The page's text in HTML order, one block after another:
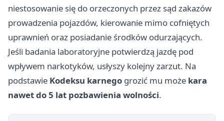
niestosowanie się do orzeczonych przez sąd zakazów
prowadzenia pojazdów, kierowanie mimo cofniętych
uprawnień oraz posiadanie środków odurzających.
Jeśli badania laboratoryjne potwierdzą jazdę pod
wpływem narkotyków, usłyszy kolejny zarzut. Na
podstawie Kodeksu karnego grozić mu może kara
nawet do 5 lat pozbawienia wolności.